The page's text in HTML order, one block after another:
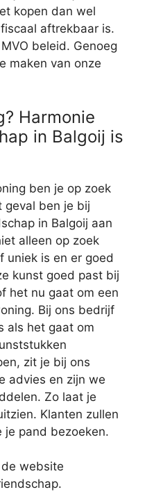
kopen dan wel
aftrekbaar is.
beleid. Genoeg
maken van onze
Harmonie
in Balgoij is
ben je op zoek
geval ben je bij
in Balgoij aan
alleen op zoek
uniek is en er goed
kunst goed past bij
het nu gaat om een
Bij ons bedrijf
als het gaat om
zit je bij ons
advies en zijn we
Zo laat je
Klanten zullen
je pand bezoeken.
website